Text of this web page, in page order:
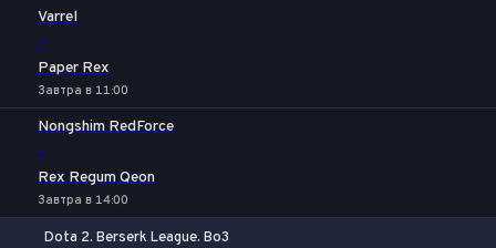
Varrel
-
Paper Rex
Завтра в 11:00
Nongshim RedForce
-
Rex Regum Qeon
Завтра в 14:00
Dota 2. Berserk League. Bo3